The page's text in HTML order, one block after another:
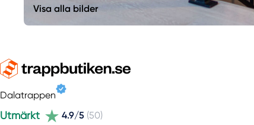
Visa alla bilder
Dalatrappen
Utmärkt 4.9/5 (50)